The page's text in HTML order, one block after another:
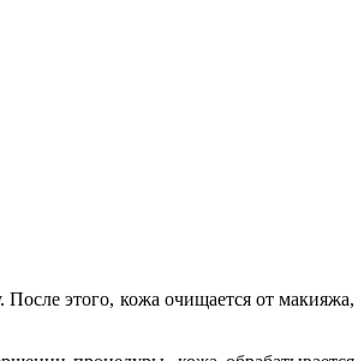
После этого, кожа очищается от макияжа,